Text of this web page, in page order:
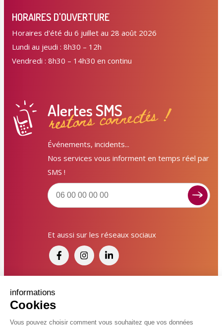
informations
Cookies
Vous pouvez choisir comment vous souhaitez que vos données
HORAIRES D'OUVERTURE
Horaires d'été du 6 juillet au 28 août 2026
Lundi au jeudi : 8h30 – 12h
Vendredi : 8h30 – 14h30 en continu
Alertes SMS
restons connectés !
Événements, incidents...
Nos services vous informent en temps réel par
SMS !
Et aussi sur les réseaux sociaux
Financé par France Relance et par l'Union
Européenne
Poser une question ? Participer ?
Cliquez ici pour interagir avec les services de votre
ville !